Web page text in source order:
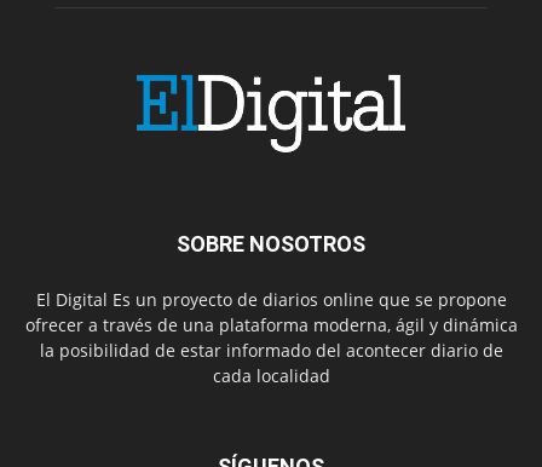
SOBRE NOSOTROS
El Digital Es un proyecto de diarios online que se propone
ofrecer a través de una plataforma moderna, ágil y dinámica
la posibilidad de estar informado del acontecer diario de
cada localidad